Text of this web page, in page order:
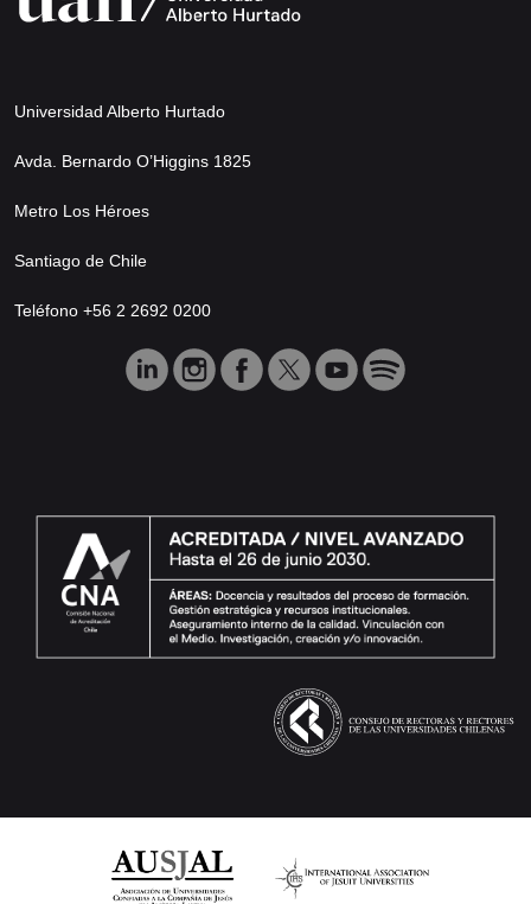
Universidad Alberto Hurtado
Avda. Bernardo O’Higgins 1825
Metro Los Héroes
Santiago de Chile
Teléfono +56 2 2692 0200